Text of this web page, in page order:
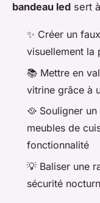
bandeau led sert
✨ Créer un
visuellement la
📚 Mettre en
vitrine grâce à
🥘 Souligner
meubles de
fonctionnalité
💡 Baliser une
sécurité